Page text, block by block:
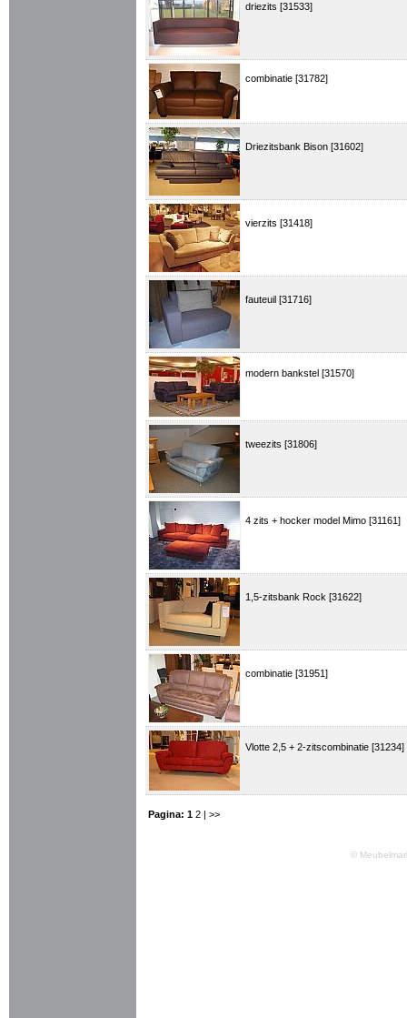
driezits [31533]
combinatie [31782]
Driezitsbank Bison [31602]
vierzits [31418]
fauteuil [31716]
modern bankstel [31570]
tweezits [31806]
4 zits + hocker model Mimo [31161]
1,5-zitsbank Rock [31622]
combinatie [31951]
Vlotte 2,5 + 2-zitscombinatie [31234]
Pagina: 1 2 | >>
©